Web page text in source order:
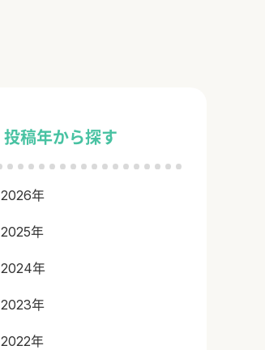
投稿年から探す
2026年
2025年
2024年
2023年
2022年